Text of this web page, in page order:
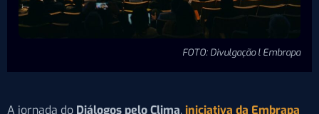
FOTO: Divulgação l Embrapa
A jornada do Diálogos pelo Clima,iniciativa da Embrapa